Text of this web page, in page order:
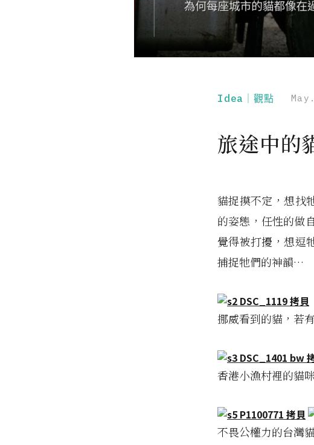
Idea｜觀點
旅途中的
貓捉摸不定，想找
的姿態，任性的做
覺得被打擾，想逗
捕捉牠們的神韻…
挪威看到的貓，若
香港小漁村裡的貓
不畏公權力的台灣